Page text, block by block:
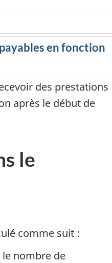
en fonction
des prestations
après le début de
le
comme suit :
nombre de